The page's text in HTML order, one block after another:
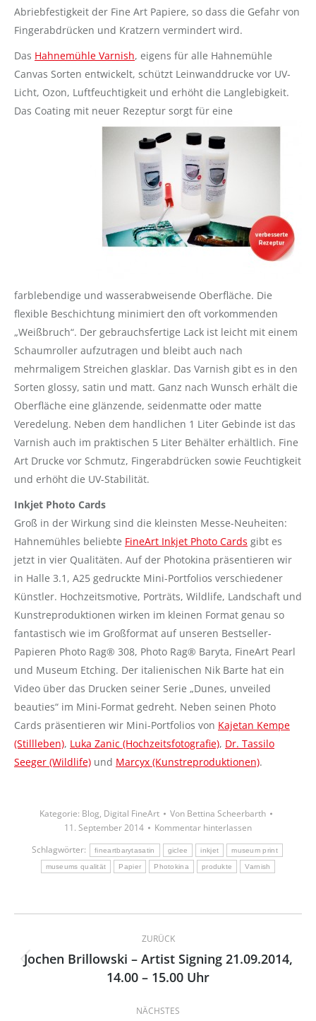
Abriebfestigkeit der Fine Art Papiere, so dass die Gefahr von
Fingerabdrücken und Kratzern vermindert wird.
Das Hahnemühle Varnish, eigens für alle Hahnemühle
Canvas Sorten entwickelt, schützt Leinwanddrucke vor UV-
Licht, Ozon, Luftfeuchtigkeit und erhöht die Langlebigkeit.
Das Coating mit neuer Rezeptur sorgt für eine
farblebendige und wasserabweisende Oberfläche. Die
flexible Beschichtung minimiert den oft vorkommenden
„Weißbruch“. Der gebrauchsfertige Lack ist leicht mit einem
Schaumroller aufzutragen und bleibt auch nach
mehrmaligem Streichen glasklar. Das Varnish gibt es in den
Sorten glossy, satin und matt. Ganz nach Wunsch erhält die
Oberfläche eine glänzende, seidenmatte oder matte
Veredelung. Neben dem handlichen 1 Liter Gebinde ist das
Varnish auch im praktischen 5 Liter Behälter erhältlich. Fine
Art Drucke vor Schmutz, Fingerabdrücken sowie Feuchtigkeit
und erhöht die UV-Stabilität.
Inkjet Photo Cards
Groß in der Wirkung sind die kleinsten Messe-Neuheiten:
Hahnemühles beliebte FineArt Inkjet Photo Cards gibt es
jetzt in vier Qualitäten. Auf der Photokina präsentieren wir
in Halle 3.1, A25 gedruckte Mini-Portfolios verschiedener
Künstler. Hochzeitsmotive, Porträts, Wildlife, Landschaft und
Kunstreproduktionen wirken im kleinen Format genau so
fantastisch wie im Großformat auf unseren Bestseller-
Papieren Photo Rag® 308, Photo Rag® Baryta, FineArt Pearl
und Museum Etching. Der italienischen Nik Barte hat ein
Video über das Drucken seiner Serie „Dunes, unveiled
beauties“ im Mini-Format gedreht. Neben seinen Photo
Cards präsentieren wir Mini-Portfolios von Kajetan Kempe
(Stillleben), Luka Zanic (Hochzeitsfotografie), Dr. Tassilo
Seeger (Wildlife) und Marcyx (Kunstreproduktionen).
Kategorie: Blog, Digital FineArt Von Bettina Scheerbarth
11. September 2014
Kommentar hinterlassen
Schlagwörter:
fineartbarytasatin giclee inkjet museum print
museums qualität Papier Photokina produkte Varnish
Kommentarnavigation
ZURÜCK
Vorheriger
Beitrag:
Jochen Brillowski – Artist Signing 21.09.2014,
14.00 – 15.00 Uhr
NÄCHSTES